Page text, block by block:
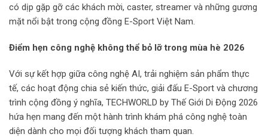
có dịp gặp gỡ các khách mời, caster, streamer và những gương
mặt nổi bật trong cộng đồng E-Sport Việt Nam.
Điểm hẹn công nghệ không thể bỏ lỡ trong mùa hè 2026
Với sự kết hợp giữa công nghệ AI, trải nghiệm sản phẩm thực
tế, các hoạt động chia sẻ kiến thức, giải đấu E-Sport và chương
trình cộng đồng ý nghĩa, TECHWORLD by Thế Giới Di Động 2026
hứa hẹn mang đến một hành trình khám phá công nghệ toàn
diện dành cho mọi đối tượng khách tham quan.